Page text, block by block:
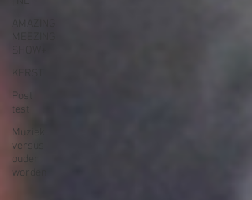
KERST
Post
test
Muziek
versus
ouder
worden